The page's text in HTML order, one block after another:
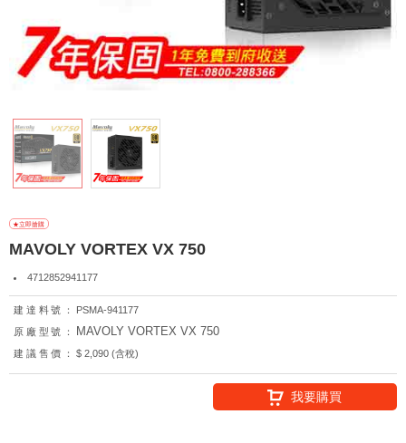
MAVOLY VORTEX VX 750
4712852941177
建達料號：
PSMA-941177
原廠型號：
MAVOLY VORTEX VX 750
建議售價： $ 2,090 (含稅)
我要購買